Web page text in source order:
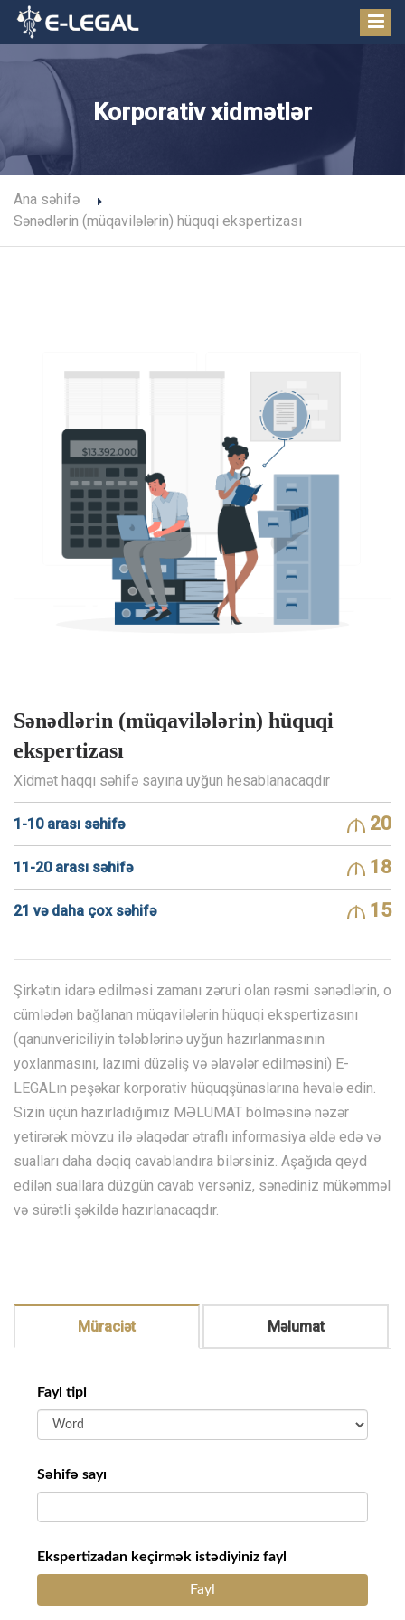
Korporativ xidmətlər
Ana səhifə
Sənədlərin (müqavilələrin) hüquqi ekspertizası
Sənədlərin (müqavilələrin) hüquqi
ekspertizası
Xidmət haqqı səhifə sayına uyğun hesablanacaqdır
1-10 arası səhifə 20
11-20 arası səhifə 18
21 və daha çox səhifə 15
Şirkətin idarə edilməsi zamanı zəruri olan rəsmi sənədlərin, o
cümlədən bağlanan müqavilələrin hüquqi ekspertizasını
(qanunvericiliyin tələblərinə uyğun hazırlanmasının
yoxlanmasını, lazımi düzəliş və əlavələr edilməsini) E-
LEGALın peşəkar korporativ hüquqşünaslarına həvalə edin.
Sizin üçün hazırladığımız MƏLUMAT bölməsinə nəzər
yetirərək mövzu ilə əlaqədar ətraflı informasiya əldə edə və
sualları daha dəqiq cavablandıra bilərsiniz. Aşağıda qeyd
edilən suallara düzgün cavab versəniz, sənədiniz mükəmməl
və sürətli şəkildə hazırlanacaqdır.
Müraciət Məlumat
Fayl tipi
Səhifə sayı
Ekspertizadan keçirmək istədiyiniz fayl
Fayl